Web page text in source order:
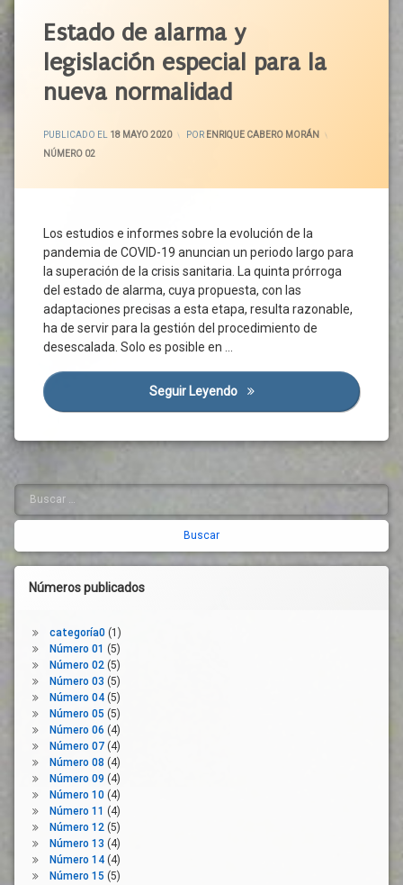
Espacio
Habitabilidad
Higiene
Comerciales
Jornada
Urbano
Movilidad
Peatones
Personas
PGOU
PMUS
Prevención
Reconstrucción
Pública
Terrazas
Tráfico
Urbanismo
Vida
Social
Estado de alarma y
legislación especial para la
nueva normalidad
PUBLICADO EL 18 MAYO 2020
19 MAYO 2020
POR ENRIQUE CABERO MORÁN
CATEGORÍAS:
NÚMERO 02
Los estudios e informes sobre la evolución de la
pandemia de COVID-19 anuncian un periodo largo para
la superación de la crisis sanitaria. La quinta prórroga
del estado de alarma, cuya propuesta, con las
adaptaciones precisas a esta etapa, resulta razonable,
ha de servir para la gestión del procedimiento de
desescalada. Solo es posible en …
Seguir Leyendo Estado De Alarma Y
Actividad
Económica
Acuerdo
Social
Castilla
CEOE
Confinamiento
Coronavirus
Covid-
Crisis
Sanitaria
Desescalada
Distanciamiento
Emergencia
Empleo
Empresas
De
Alarma
Gobernanza
Higiene
Junta
Legislación
Ley
Orgánica
Libre
Circulación
Medidas
Movilidad
Normativa
Nueva
Normalidad
Barra
lateral
derecha
Buscar:
Números publicados
categoría0(1)
Número 01 (5)
Número 02(5)
Número 03 (5)
Número 04(5)
Número 05 (5)
Número 06 (4)
Número 07(4)
Número 08 (4)
Número 09 (4)
Número 10(4)
Número 11 (4)
Número 12(5)
Número 13 (4)
Número 14(4)
Número 15 (5)